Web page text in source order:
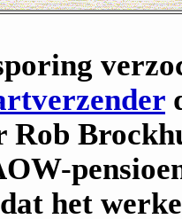
Rob
het